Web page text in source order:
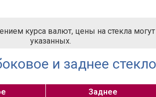
курса валют, цены на стекла могут
указанных.
и заднее
Заднее